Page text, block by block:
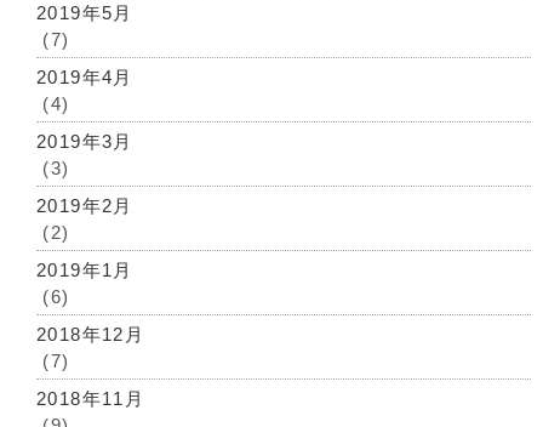
2019年5月
(7)
2019年4月
(4)
2019年3月
(3)
2019年2月
(2)
2019年1月
(6)
2018年12月
(7)
2018年11月